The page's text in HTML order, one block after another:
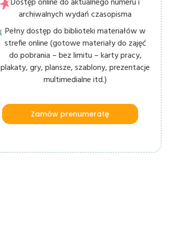
archiwalnych wydań czasopisma
Pełny dostęp do biblioteki materiałów w
strefie online (gotowe materiały do zajęć
do pobrania – bez limitu – karty pracy,
plakaty, gry, plansze, szablony, prezentacje
multimedialne itd.)
Zamów prenumeratę